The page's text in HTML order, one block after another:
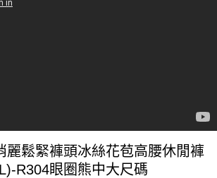
麗鬆緊褲頭冰絲花苞高腰休閒褲
R304眼圈熊中大尺碼